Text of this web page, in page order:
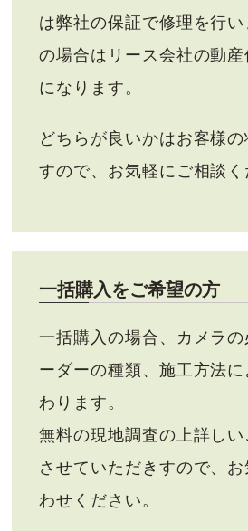
は弊社の保証で修理を行
の場合はリース会社の動産
になります。
どちらが良いかはお客様
すので、お気軽にご相談く
一括購入をご希望の方
一括購入の場合、カメラ
ーダーの種類、施工方法
わります。
無料の現地調査の上詳し
させていただきすので、
わせください。